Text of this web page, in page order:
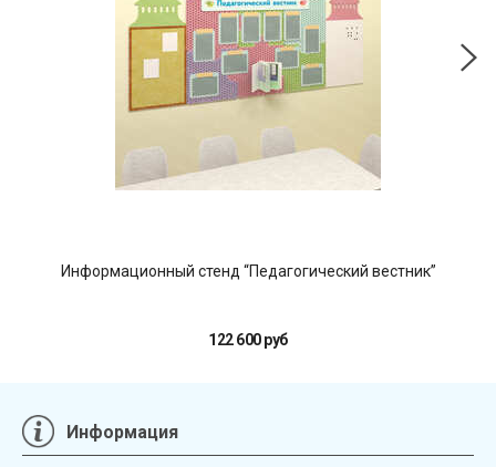
Информационный стенд “Педагогический вестник”
122 600 руб
Информация